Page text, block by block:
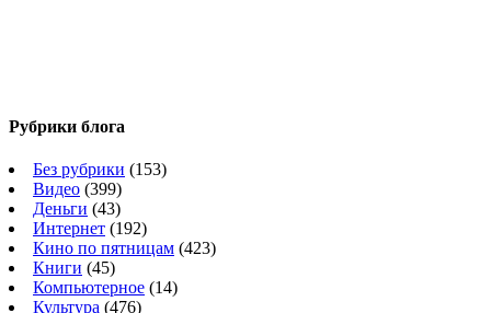
Рубрики блога
Без рубрики (153)
Видео (399)
Деньги (43)
Интернет (192)
Кино по пятницам (423)
Книги (45)
Компьютерное (14)
Культура (476)